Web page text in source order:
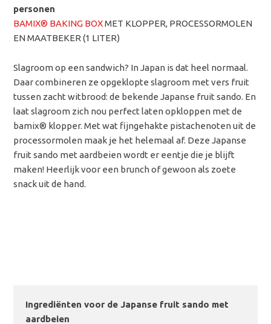
personen
BAMIX® BAKING BOXMET KLOPPER, PROCESSORMOLEN
EN MAATBEKER (1 LITER)
Slagroom op een sandwich? In Japan is dat heel normaal.
Daar combineren ze opgeklopte slagroom met vers fruit
tussen zacht witbrood: de bekende Japanse fruit sando. En
laat slagroom zich nou perfect laten opkloppen met de
bamix® klopper. Met wat fijngehakte pistachenoten uit de
processormolen maak je het helemaal af. Deze Japanse
fruit sando met aardbeien wordt er eentje die je blijft
maken! Heerlijk voor een brunch of gewoon als zoete
snack uit de hand.
Ingrediënten voor de Japanse fruit sando met
aardbeien